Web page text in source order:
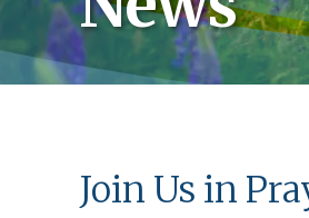
Join Us in